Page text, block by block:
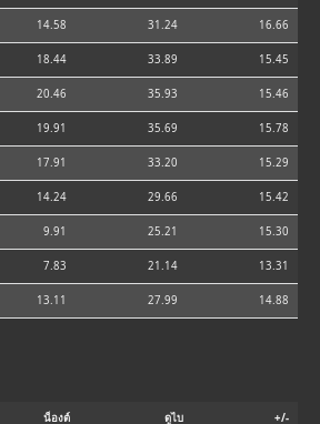
14.58 31.24 16.66
18.44 33.89 15.45
20.46 35.93 15.46
19.91 35.69 15.78
17.91 33.20 15.29
14.24 29.66 15.42
9.91 25.21 15.30
7.83 21.14 13.31
13.11 27.99 14.88
น็องต์ ดูไบ +/-